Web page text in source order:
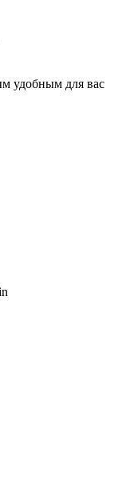
удобным для вас